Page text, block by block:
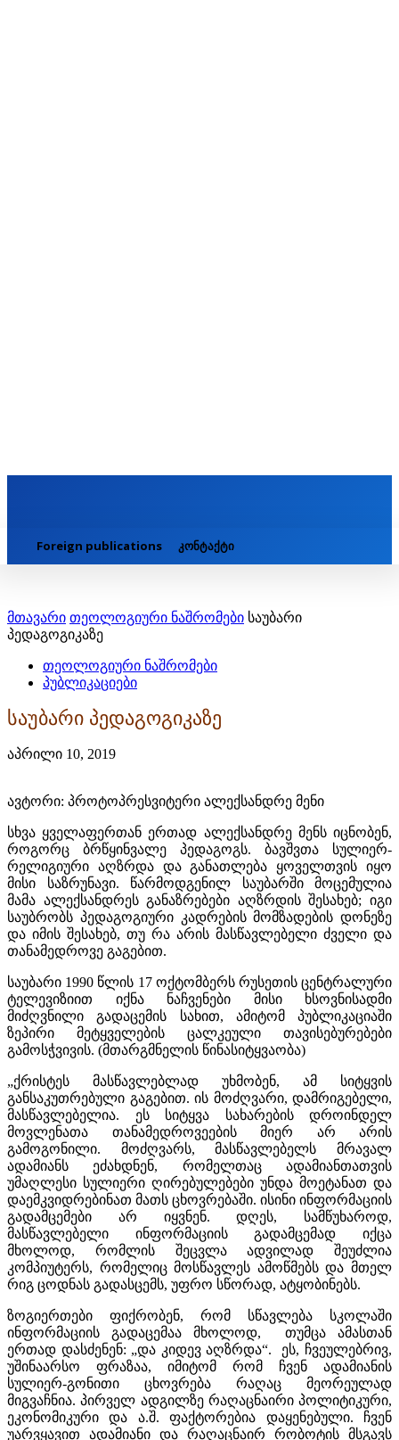
Foreign publications კონტაქტი
მთავარი თეოლოგიური ნაშრომები საუბარი
პედაგოგიკაზე
თეოლოგიური ნაშრომები
პუბლიკაციები
საუბარი პედაგოგიკაზე
აპრილი 10, 2019
ავტორი: პროტოპრესვიტერი ალექსანდრე მენი
სხვა ყველაფერთან ერთად ალექსანდრე მენს იცნობენ,
როგორც ბრწყინვალე პედაგოგს. ბავშვთა სულიერ-
რელიგიური აღზრდა და განათლება ყოველთვის იყო
მისი საზრუნავი. წარმოდგენილ საუბარში მოცემულია
მამა ალექსანდრეს განაზრებები აღზრდის შესახებ; იგი
საუბრობს პედაგოგიური კადრების მომზადების დონეზე
და იმის შესახებ, თუ რა არის მასწავლებელი ძველი და
თანამედროვე გაგებით.
საუბარი 1990 წლის 17 ოქტომბერს რუსეთის ცენტრალური
ტელევიზიით იქნა ნაჩვენები მისი ხსოვნისადმი
მიძღვნილი გადაცემის სახით, ამიტომ პუბლიკაციაში
ზეპირი მეტყველების ცალკეული თავისებურებები
გამოსჭვივის. (მთარგმნელის წინასიტყვაობა)
„ქრისტეს მასწავლებლად უხმობენ, ამ სიტყვის
განსაკუთრებული გაგებით. ის მოძღვარი, დამრიგებელი,
მასწავლებელია. ეს სიტყვა სახარების დროინდელ
მოვლენათა თანამედროვეების მიერ არ არის
გამოგონილი. მოძღვარს, მასწავლებელს მრავალ
ადამიანს ეძახდნენ, რომელთაც ადამიანთათვის
უმაღლესი სულიერი ღირებულებები უნდა მოეტანათ და
დაემკვიდრებინათ მათს ცხოვრებაში. ისინი ინფორმაციის
გადამცემები არ იყვნენ. დღეს, სამწუხაროდ,
მასწავლებელი ინფორმაციის გადამცემად იქცა
მხოლოდ, რომლის შეცვლა ადვილად შეუძლია
კომპიუტერს, რომელიც მოსწავლეს ამოწმებს და მთელ
რიგ ცოდნას გადასცემს, უფრო სწორად, ატყობინებს.
ზოგიერთები ფიქრობენ, რომ სწავლება სკოლაში
ინფორმაციის გადაცემაა მხოლოდ, თუმცა ამასთან
ერთად დასძენენ: „და კიდევ აღზრდა“. ეს, ჩვეულებრივ,
უშინაარსო ფრაზაა, იმიტომ რომ ჩვენ ადამიანის
სულიერ-გონითი ცხოვრება რაღაც მეორეულად
მიგვაჩნია. პირველ ადგილზე რაღაცნაირი პოლიტიკური,
ეკონომიკური და ა.შ. ფაქტორებია დაყენებული. ჩვენ
უარვყავით ადამიანი და რაღაცნაირ რობოტის მსგავს